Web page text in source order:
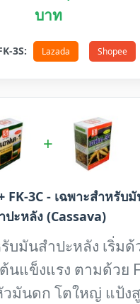
บาท
3S: Lazada Shopee
+
FK-3C - เฉพาะสำหรับ
ปะหลัง (Cassava)
บมันสำปะหลัง เริ่มด้
นแข็งแรง ตามด้วย
วมันดก โตใหญ่ แป้ง